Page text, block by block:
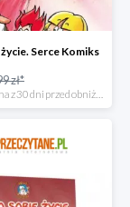
Serce Komiks
zł*